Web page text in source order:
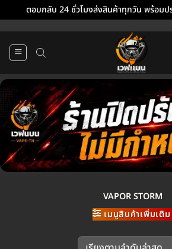
ตอบกลับ 24 ชั่วโมงส่งสินค้าทุกวัน พร้อมป
VAPOR STORM
เมนูสินค้าเพิ่มเติม